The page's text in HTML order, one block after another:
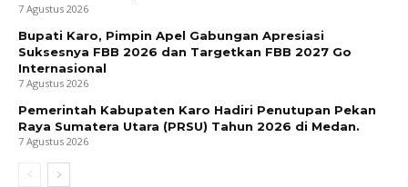
7 Agustus 2026
Bupati Karo, Pimpin Apel Gabungan Apresiasi
Suksesnya FBB 2026 dan Targetkan FBB 2027 Go
Internasional
7 Agustus 2026
Pemerintah Kabupaten Karo Hadiri Penutupan Pekan
Raya Sumatera Utara (PRSU) Tahun 2026 di Medan.
7 Agustus 2026